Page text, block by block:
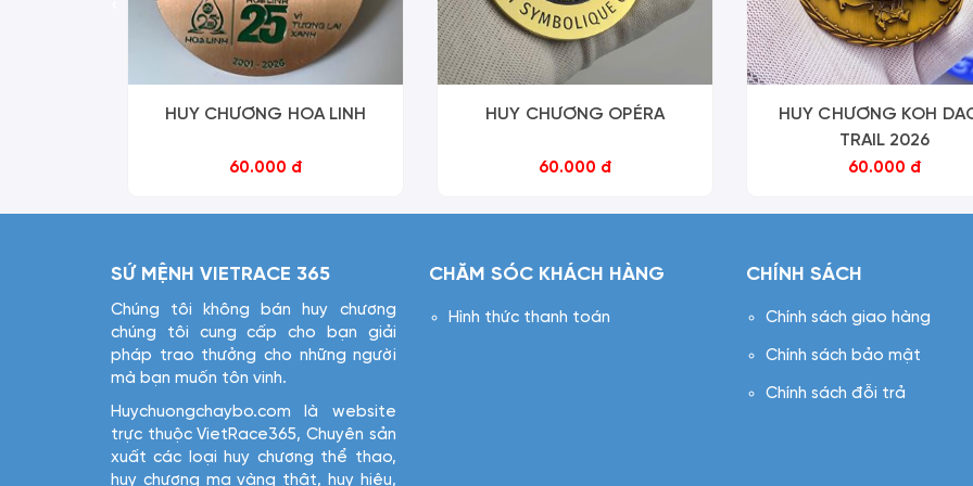
HUY CHƯƠNG HOA LINH
60.000 đ
HUY CHƯƠNG OPÉRA
60.000 đ
HUY CHƯƠNG KOH
TRAIL 2026
60.000 đ
SỨ MỆNH VIETRACE 365
Chúng tôi không bán huy chương
chúng tôi cung cấp cho bạn giải
pháp trao thưởng cho những người
mà bạn muốn tôn vinh.
Huychuongchaybo.com là website
trực thuộc VietRace365, Chuyên sản
xuất các loại huy chương thể thao,
huy chương mạ vàng thật, huy hiệu,
CHĂM SÓC KHÁCH HÀNG
Hình thức thanh toán
CHÍNH SÁCH
Chính sách giao hàng
Chính sách bảo mật
Chính sách đỗi trả